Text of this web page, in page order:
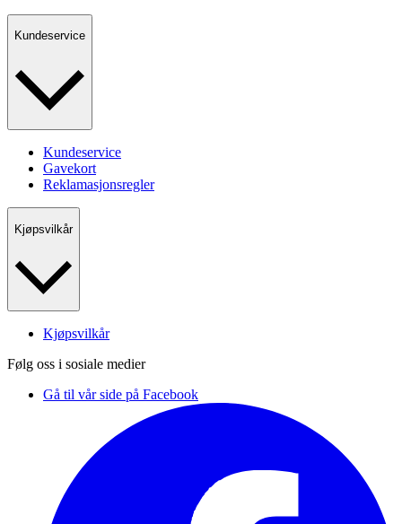
Kundeservice
Kundeservice
Gavekort
Reklamasjonsregler
Kjøpsvilkår
Kjøpsvilkår
Følg oss i sosiale medier
Gå til vår side på Facebook